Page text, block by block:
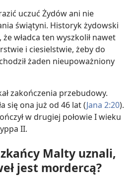
uczuć Żydów ani nie
świątyni. Historyk żydowski
że władca ten wyszkolił nawet
i ciesielstwie, żeby do
żaden nieupoważniony
zakończenia przebudowy.
się ona już od 46 lat (Jana 2:20).
w drugiej połowie I wieku
II.
Malty uznali,
jest mordercą?